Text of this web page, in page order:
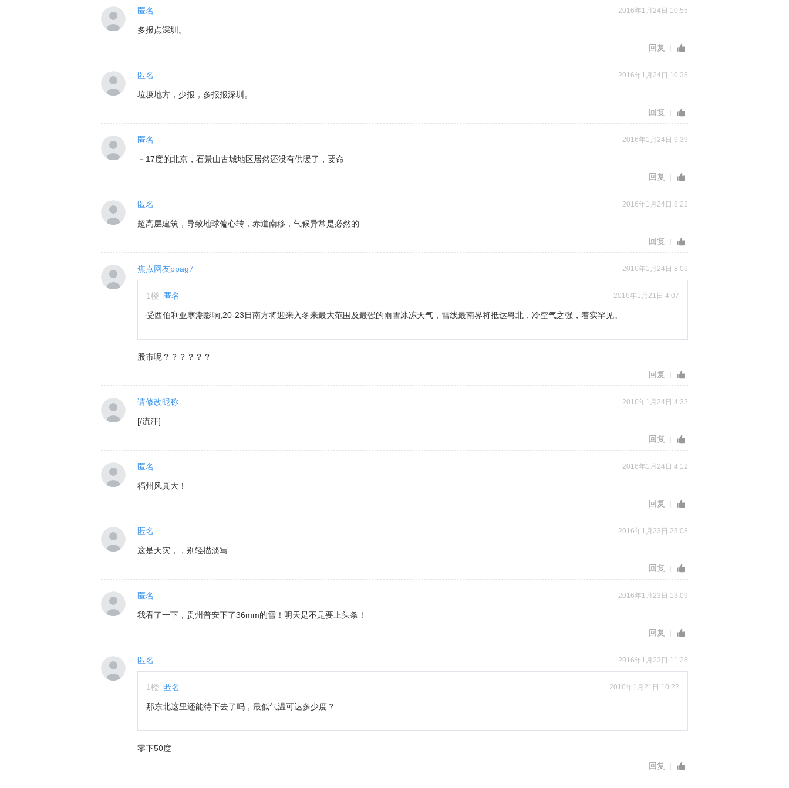
2016年1月24日 10:55
匿名
多报点深圳。
回复
2016年1月24日 10:36
匿名
垃圾地方，少报，多报报深圳。
回复
2016年1月24日 9:39
匿名
－17度的北京，石景山古城地区居然还没有供暖了，要命
回复
2016年1月24日 8:22
匿名
超高层建筑，导致地球偏心转，赤道南移，气候异常是必然的
回复
2016年1月24日 8:06
焦点网友ppag7
2016年1月21日 4:07
1楼 匿名
受西伯利亚寒潮影响,20-23日南方将迎来入冬来最大范围及最强的雨雪冰冻天气，雪线最南界将抵达粤北，冷空气之强，着实罕见。
股市呢？？？？？？
回复
2016年1月24日 4:32
请修改昵称
[/流汗]
回复
2016年1月24日 4:12
匿名
福州风真大！
回复
2016年1月23日 23:08
匿名
这是天灾，，别轻描淡写
回复
2016年1月23日 13:09
匿名
我看了一下，贵州普安下了36mm的雪！明天是不是要上头条！
回复
2016年1月23日 11:26
匿名
2016年1月21日 10:22
1楼 匿名
那东北这里还能待下去了吗，最低气温可达多少度？
零下50度
回复